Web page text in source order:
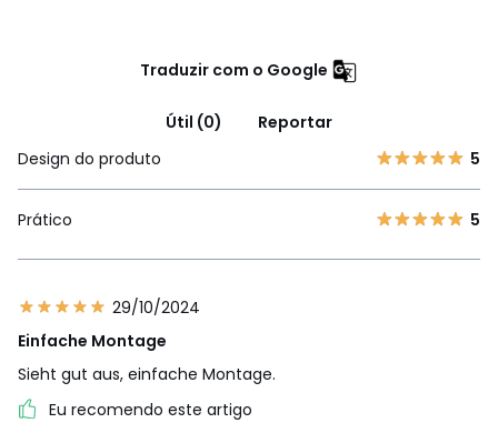
Traduzir com o Google
Útil (0)
Reportar
Design do produto
5
Prático 5
29/10/2024
Einfache Montage
Sieht gut aus, einfache Montage.
Eu recomendo este artigo